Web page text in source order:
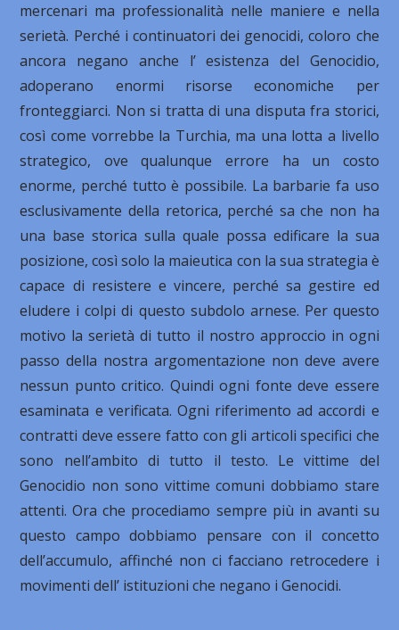
mercenari ma professionalità nelle maniere e nella
serietà. Perché i continuatori dei genocidi, coloro che
ancora negano anche l’ esistenza del Genocidio,
adoperano enormi risorse economiche per
fronteggiarci. Non si tratta di una disputa fra storici,
così come vorrebbe la Turchia, ma una lotta a livello
strategico, ove qualunque errore ha un costo
enorme, perché tutto è possibile. La barbarie fa uso
esclusivamente della retorica, perché sa che non ha
una base storica sulla quale possa edificare la sua
posizione, così solo la maieutica con la sua strategia è
capace di resistere e vincere, perché sa gestire ed
eludere i colpi di questo subdolo arnese. Per questo
motivo la serietà di tutto il nostro approccio in ogni
passo della nostra argomentazione non deve avere
nessun punto critico. Quindi ogni fonte deve essere
esaminata e verificata. Ogni riferimento ad accordi e
contratti deve essere fatto con gli articoli specifici che
sono nell’ambito di tutto il testo. Le vittime del
Genocidio non sono vittime comuni dobbiamo stare
attenti. Ora che procediamo sempre più in avanti su
questo campo dobbiamo pensare con il concetto
dell’accumulo, affinché non ci facciano retrocedere i
movimenti dell’ istituzioni che negano i Genocidi.